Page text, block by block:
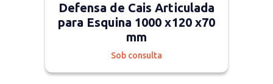
Defensa de Cais Articulada
para Esquina 1000 x120 x70
mm
Sob consulta